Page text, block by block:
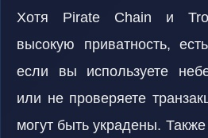
Хотя Pirate Chain и
высокую приватность,
если вы используете
или не проверяете
могут быть украдены.